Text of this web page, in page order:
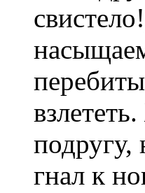
подругу,
гнал к